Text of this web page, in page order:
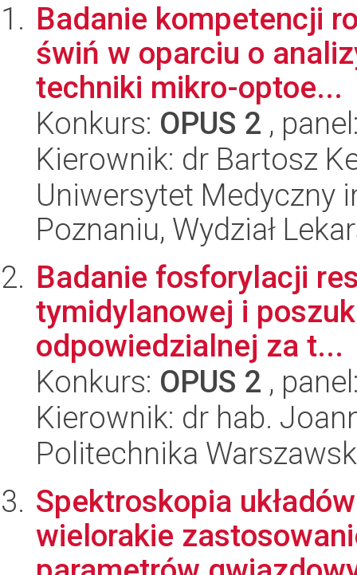
Badanie kompetencji
świń w oparciu o
techniki mikro-optoe...
Konkurs: OPUS 2 ,
Kierownik: dr Bartosz
Uniwersytet Medyczny
Poznaniu, Wydział
Badanie fosforylacji
tymidylanowej i
odpowiedzialnej za t...
Konkurs: OPUS 2 ,
Kierownik: dr hab.
Politechnika
Spektroskopia
wielorakie